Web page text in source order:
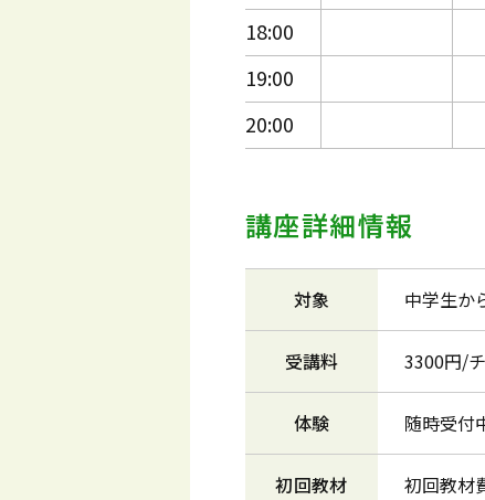
18:00
19:00
20:00
講座詳細情報
対象 中学生か
受講料 3300円/
体験 随時受付
初回教材 初回教材